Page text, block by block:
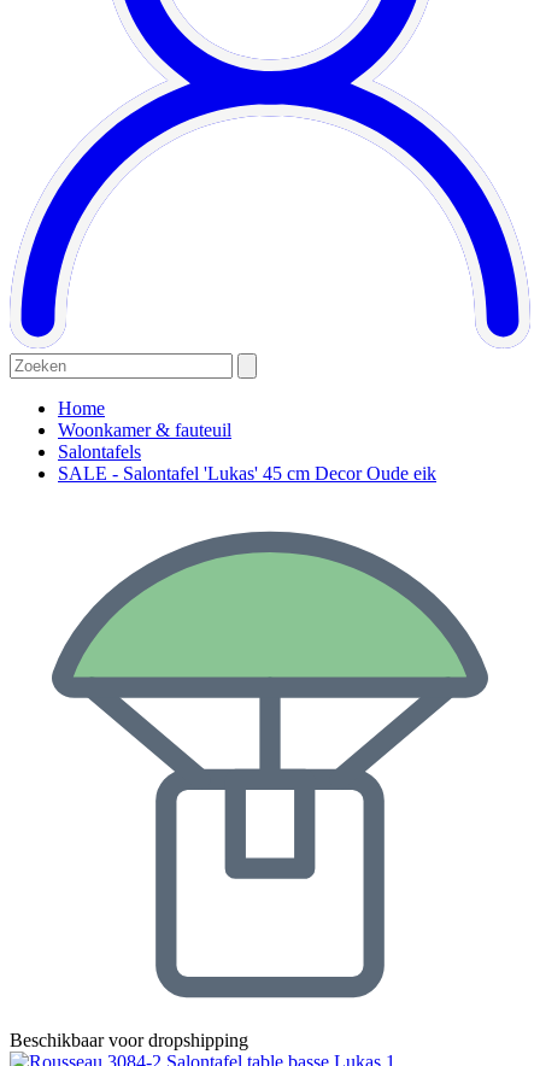
Home
Woonkamer & fauteuil
Salontafels
SALE - Salontafel 'Lukas' 45 cm Decor Oude eik
Beschikbaar voor dropshipping